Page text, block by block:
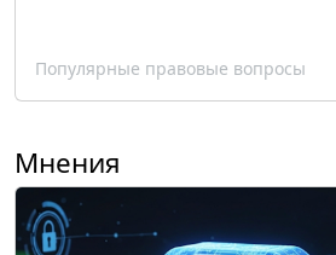
Популярные правовые вопросы
Мнения